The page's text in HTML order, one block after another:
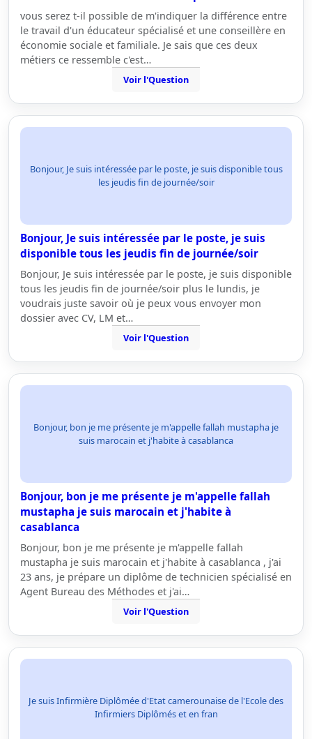
vous serez t-il possible de m'indiquer la différence entre
le travail d'un éducateur spécialisé et une conseillère en
économie sociale et familiale. Je sais que ces deux
métiers ce ressemble c'est…
Voir l'Question
Bonjour, Je suis intéressée par le poste, je suis disponible tous
les jeudis fin de journée/soir
Bonjour, Je suis intéressée par le poste, je suis
disponible tous les jeudis fin de journée/soir
Bonjour, Je suis intéressée par le poste, je suis disponible
tous les jeudis fin de journée/soir plus le lundis, je
voudrais juste savoir où je peux vous envoyer mon
dossier avec CV, LM et…
Voir l'Question
Bonjour, bon je me présente je m'appelle fallah mustapha je
suis marocain et j'habite à casablanca
Bonjour, bon je me présente je m'appelle fallah
mustapha je suis marocain et j'habite à
casablanca
Bonjour, bon je me présente je m'appelle fallah
mustapha je suis marocain et j'habite à casablanca , j'ai
23 ans, je prépare un diplôme de technicien spécialisé en
Agent Bureau des Méthodes et j'ai…
Voir l'Question
Je suis Infirmière Diplômée d'Etat camerounaise de l'Ecole des
Infirmiers Diplômés et en fran